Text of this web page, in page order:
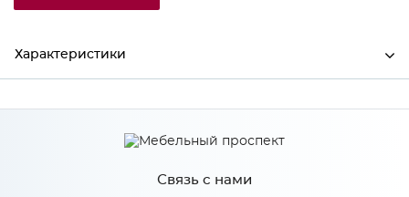
Характеристики
Ширина 456
564
30
Связь с нами